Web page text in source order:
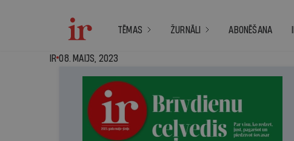
TĒMAS ŽURNĀLI ABONĒŠANA
IR - 08. maijs, 2023
IR 08. MAIJS, 2023